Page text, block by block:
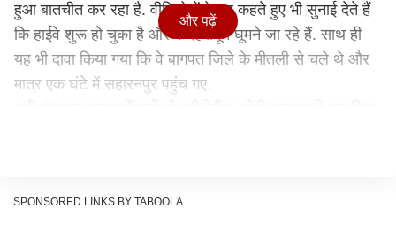
हुआ बातचीत कर रहा है. वीडियो में वे यह कहते हुए भी सुनाई देते हैं
कि हाईवे शुरू हो चुका है और वे देहरादून घूमने जा रहे हैं. साथ ही
यह भी दावा किया गया कि वे बागपत जिले के मीतली से चले थे और
मात्र एक घंटे में सहारनपुर पहुंच गए.
और पढ़ें
SPONSORED LINKS BY TABOOLA